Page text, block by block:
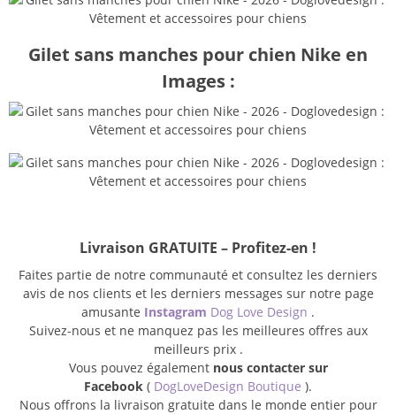
Gilet sans manches pour chien Nike en
Images :
Livraison GRATUITE – Profitez-en !
Faites partie de notre communauté et consultez les derniers
avis de nos clients et les derniers messages sur notre page
amusante Instagram Dog Love Design .
Suivez-nous et ne manquez pas les meilleures offres aux
meilleurs prix .
Vous pouvez également nous contacter sur
Facebook ( DogLoveDesign Boutique ).
Nous offrons la livraison gratuite dans le monde entier pour